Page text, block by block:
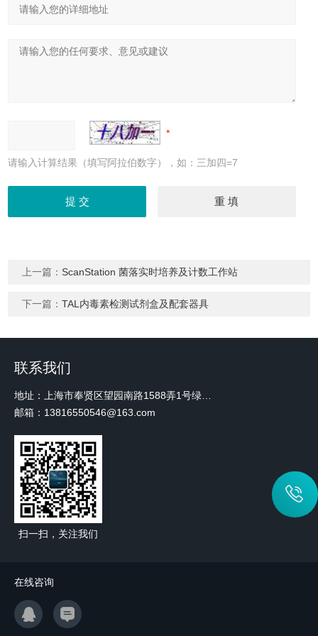
请输入计算结果（填写阿拉伯数字），如：三加四=7
上一篇： ScanStation 菌落实时培养及计数工作站
下一篇：TAL内毒素检测试剂盒及配套器具
联系我们
邮箱：13816550546@163.com
扫一扫，关注我们
在线咨询